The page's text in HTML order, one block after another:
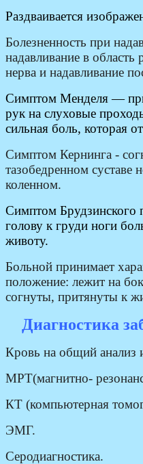
Раздваивается
Болезненность при
надавливание в
нерва и надавливание
Симптом Менделя —
рук на слуховые
сильная боль, которая
Симптом Кернинга -
тазобедренном суставе
коленном.
Симптом Брудзинского
голову к груди ноги
животу.
Больной принимает
положение: лежит на
согнуты, притянуты к
Диагностика
Кровь на общий анализ
МРТ(магнитно-
КТ (компьютерная
ЭМГ.
Серодиагностика.